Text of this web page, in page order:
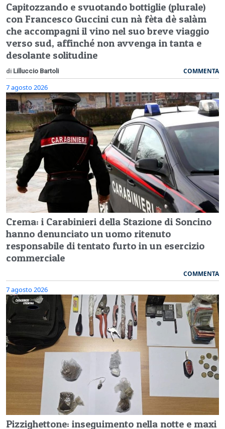
Capitozzando e svuotando bottiglie (plurale)
con Francesco Guccini cun nà fèta dè salàm
che accompagni il vino nel suo breve viaggio
verso sud, affinché non avvenga in tanta e
desolante solitudine
di Lilluccio Bartoli COMMENTA
7 agosto 2026
Crema: i Carabinieri della Stazione di Soncino
hanno denunciato un uomo ritenuto
responsabile di tentato furto in un esercizio
commerciale
COMMENTA
7 agosto 2026
Pizzighettone: inseguimento nella notte e maxi